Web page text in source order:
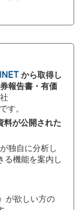
から取得し
報告書・有価
す。
料が公開された
独自に分析し
る機能を案内し
が欲しい方の